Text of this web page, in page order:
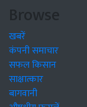
Browse
खबरें
कंपनी समाचार
सफल किसान
साक्षात्कार
बागवानी